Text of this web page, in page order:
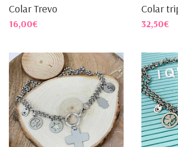
Colar Trevo
16,00€
Colar
32,50€